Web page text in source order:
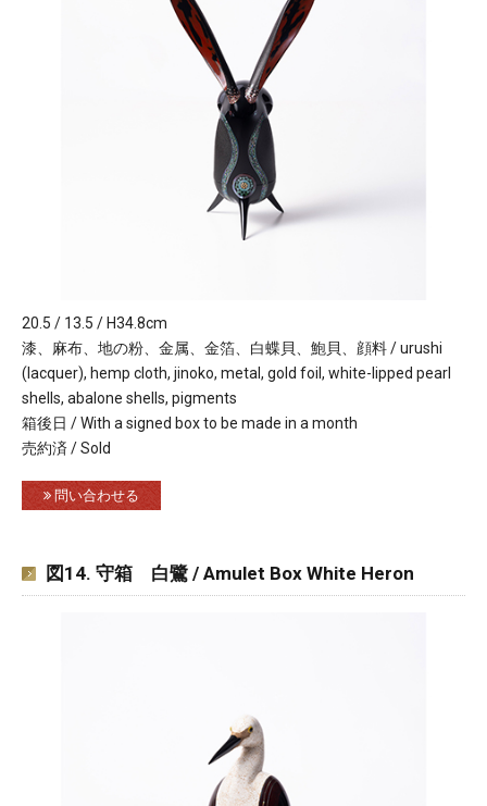
20.5 / 13.5 / H34.8cm
漆、麻布、地の粉、金属、金箔、白蝶貝、鮑貝、顔料 / urushi
(lacquer), hemp cloth, jinoko, metal, gold foil, white-lipped pearl
shells, abalone shells, pigments
箱後日 / With a signed box to be made in a month
売約済 / Sold
問い合わせる
図14. 守箱 白鷺 / Amulet Box White Heron